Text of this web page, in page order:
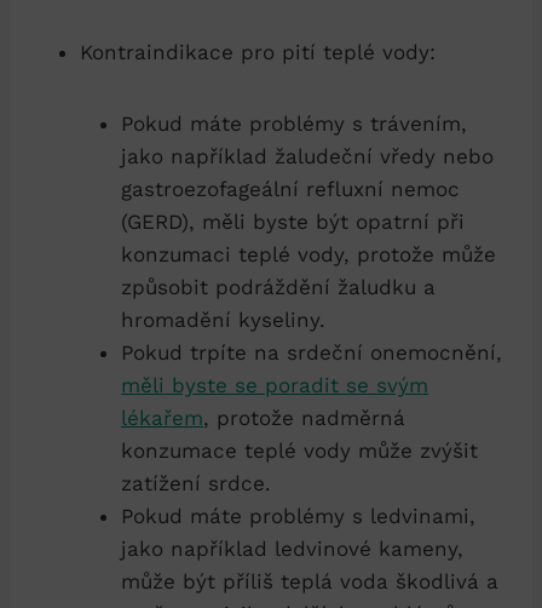
Kontraindikace pro pití teplé vody:
Pokud máte problémy s trávením,
jako například žaludeční vředy nebo
gastroezofageální refluxní nemoc
(GERD), měli byste být opatrní při
konzumaci teplé vody, protože může
způsobit podráždění žaludku a
hromadění kyseliny.
Pokud trpíte na srdeční onemocnění,
měli byste se poradit se svým
lékařem, protože nadměrná
konzumace teplé vody může zvýšit
zatížení srdce.
Pokud máte problémy s ledvinami,
jako například ledvinové kameny,
může být příliš teplá voda škodlivá a